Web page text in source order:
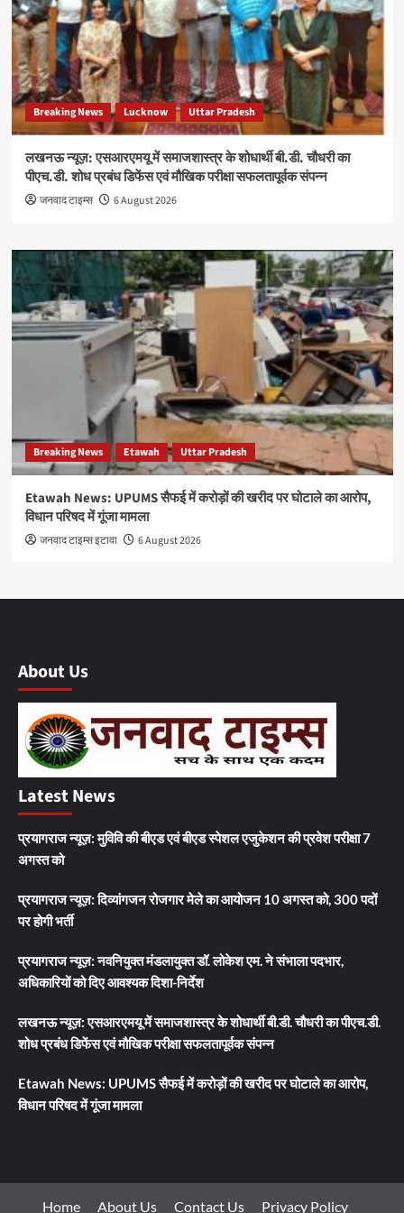
Breaking News Lucknow Uttar Pradesh
लखनऊ न्यूज़: एसआरएमयू में समाजशास्त्र के शोधार्थी बी.डी. चौधरी का
पीएच.डी. शोध प्रबंध डिफेंस एवं मौखिक परीक्षा सफलतापूर्वक संपन्न
जनवाद टाइम्स 6 August 2026
Breaking News Etawah Uttar Pradesh
Etawah News: UPUMS सैफई में करोड़ों की खरीद पर घोटाले का आरोप,
विधान परिषद में गूंजा मामला
जनवाद टाइम्स इटावा 6 August 2026
About Us
Latest News
प्रयागराज न्यूज़: मुविवि की बीएड एवं बीएड स्पेशल एजुकेशन की प्रवेश परीक्षा 7
अगस्त को
प्रयागराज न्यूज़: दिव्यांगजन रोजगार मेले का आयोजन 10 अगस्त को, 300 पदों
पर होगी भर्ती
प्रयागराज न्यूज़: नवनियुक्त मंडलायुक्त डॉ. लोकेश एम. ने संभाला पदभार,
अधिकारियों को दिए आवश्यक दिशा-निर्देश
लखनऊ न्यूज़: एसआरएमयू में समाजशास्त्र के शोधार्थी बी.डी. चौधरी का पीएच.डी.
शोध प्रबंध डिफेंस एवं मौखिक परीक्षा सफलतापूर्वक संपन्न
Etawah News: UPUMS सैफई में करोड़ों की खरीद पर घोटाले का आरोप,
विधान परिषद में गूंजा मामला
Home About Us Contact Us Privacy Policy